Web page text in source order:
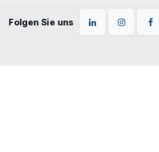
Folgen Sie uns